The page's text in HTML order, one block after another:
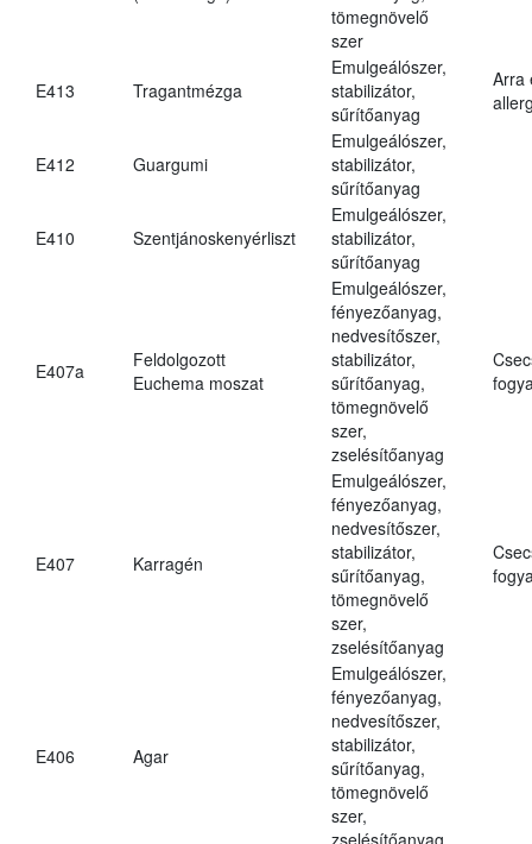
tömegnövelő
szer
E413 Tragantmézga
Emulgeálószer,
stabilizátor,
sűrítőanyag
Arra
E412 Guargumi
Emulgeálószer,
stabilizátor,
sűrítőanyag
E410 Szentjánoskenyérliszt
Emulgeálószer,
stabilizátor,
sűrítőanyag
E407a
Feldolgozott
Euchema moszat
Emulgeálószer,
fényezőanyag,
nedvesítőszer,
stabilizátor,
sűrítőanyag,
tömegnövelő
szer,
zselésítőanyag
E407 Karragén
Emulgeálószer,
fényezőanyag,
nedvesítőszer,
stabilizátor,
sűrítőanyag,
tömegnövelő
szer,
zselésítőanyag
E406 Agar
Emulgeálószer,
fényezőanyag,
nedvesítőszer,
stabilizátor,
sűrítőanyag,
tömegnövelő
szer,
zselésítőanyag